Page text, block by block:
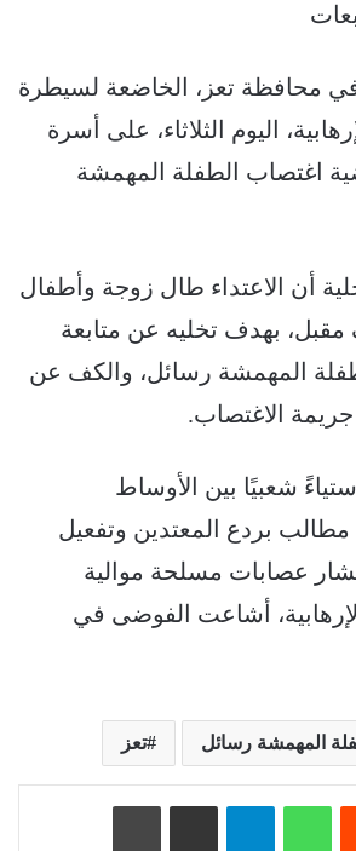
محافظة تعز، الخاضعة لسيطرة
اليوم الثلاثاء، على أسرة
اغتصاب الطفلة المهمشة
أن الاعتداء طال زوجة وأطفال
مقبل، بهدف تخليه عن متابعة
المهمشة رسائل، والكف عن
الاغتصاب.
شعبيًا بين الأوساط
بردع المعتدين وتفعيل
عصابات مسلحة موالية
أشاعت الفوضى في
المهمشة رسائل تعز
واتساب تيلقرام